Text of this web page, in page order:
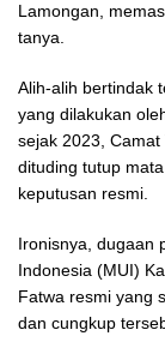
Lamongan,
tanya.
Alih-alih bertindak
yang dilakukan
sejak 2023,
dituding tutup
keputusan resmi.
Ironisnya, dugaan
Indonesia (MUI)
Fatwa resmi yang
dan cungkup